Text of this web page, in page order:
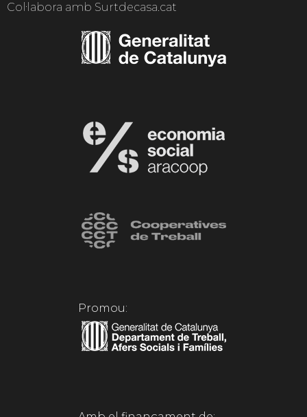
Col·labora amb Surtdecasa.cat
Promou: